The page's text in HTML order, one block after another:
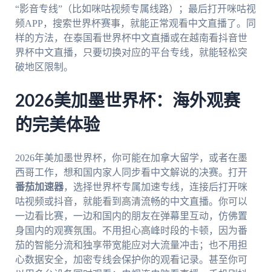
“影音专线”（比如咪咕视频专属线路）；最后打开咪咕视
频APP，搜索世界杯赛事，就能正常观看中文直播了。同
样的方法，在泰国看世界杯中文直播或在越南看抖音世
界杯中文直播，只要切换对应的平台专线，就能轻松突
破地区限制。
2026美加墨世界杯：海外观赛
的完美体验
2026年美加墨世界杯，你可能在加拿大留学，或者在墨
西哥工作，想和国内家人同步看中文解说的决赛。打开
番茄加速器，选择世界杯专属加速专线，连接后打开咪
咕视频或抖音，就能看到高清流畅的中文直播。你可以
一边看比赛，一边和国内的朋友在弹幕里互动，仿佛置
身国内的观赛氛围。不用担心高峰时段的卡顿，因为番
茄的智能分流和独享带宽能应对大流量冲击；也不用担
心数据安全，加密专线会保护你的观看记录。甚至你可